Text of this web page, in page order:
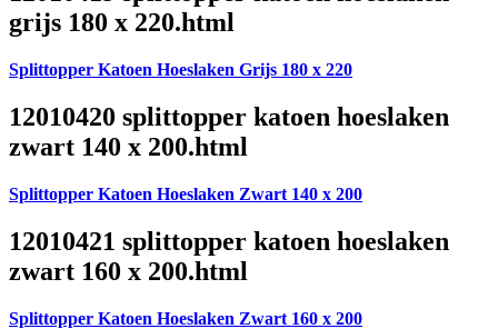
grijs 180 x 220.html
Splittopper Katoen Hoeslaken Grijs 180 x 220
12010420 splittopper katoen hoeslaken
zwart 140 x 200.html
Splittopper Katoen Hoeslaken Zwart 140 x 200
12010421 splittopper katoen hoeslaken
zwart 160 x 200.html
Splittopper Katoen Hoeslaken Zwart 160 x 200